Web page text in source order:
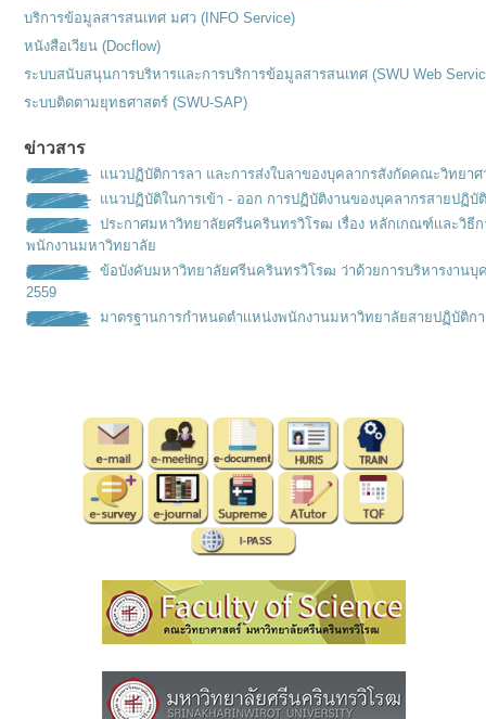
บริการข้อมูลสารสนเทศ มศว (INFO Service)
หนังสือเวียน (Docflow)
ระบบสนับสนุนการบริหารและการบริการข้อมูลสารสนเทศ (SWU Web
ระบบติดตามยุทธศาสตร์ (SWU-SAP)
ข่าวสาร
แนวปฏิบัติการลา และการส่งใบลาของบุคลากรสังกัดคณะวิทยาศ
แนวปฏิบัติในการเข้า - ออก การปฏิบัติงานของบุคลากรสายปฏิบั
ประกาศมหาวิทยาลัยศรีนครินทรวิโรฒ เรื่อง หลักเกณฑ์เเละวิธี
พนักงานมหาวิทยาลัย
ข้อบังคับมหาวิทยาลัยศรีนครินทรวิโรฒ ว่าด้วยการบริหารงาน
2559
มาตรฐานการกำหนดตำเเหน่งพนักงานมหาวิทยาลัยสายปฏิบัติก